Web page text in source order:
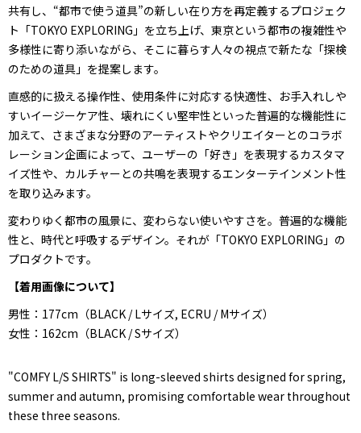
共有し、“都市で使う道具”の新しい在り方を再定義するプロジェク
ト「TOKYO EXPLORING」を立ち上げ、東京という都市の複雑性や
多様性に寄り添いながら、そこに暮らす人々の視点で新たな「探検
のための道具」を提案します。
直感的に扱える操作性、使用条件に対応する快適性、お手入れしや
すいイージーケア性、壊れにくい堅牢性といった普遍的な機能性に
加えて、さまざまな分野のアーティストやクリエイターとのコラボ
レーション企画によって、ユーザーの「好き」を表現するカスタマ
イズ性や、カルチャーとの共鳴を表現するエンターテインメント性
を取り込みます。
変わりゆく都市の風景に、変わらない使いやすさを。普遍的な機能
性と、時代と呼吸するデザイン。それが「TOKYO EXPLORING」の
プロダクトです。
【着用画像について】
男性：177cm（BLACK / Lサイズ, ECRU / Mサイズ）
女性：162cm（BLACK / Sサイズ）
"COMFY L/S SHIRTS" is long-sleeved shirts designed for spring,
summer and autumn, promising comfortable wear throughout
these three seasons.